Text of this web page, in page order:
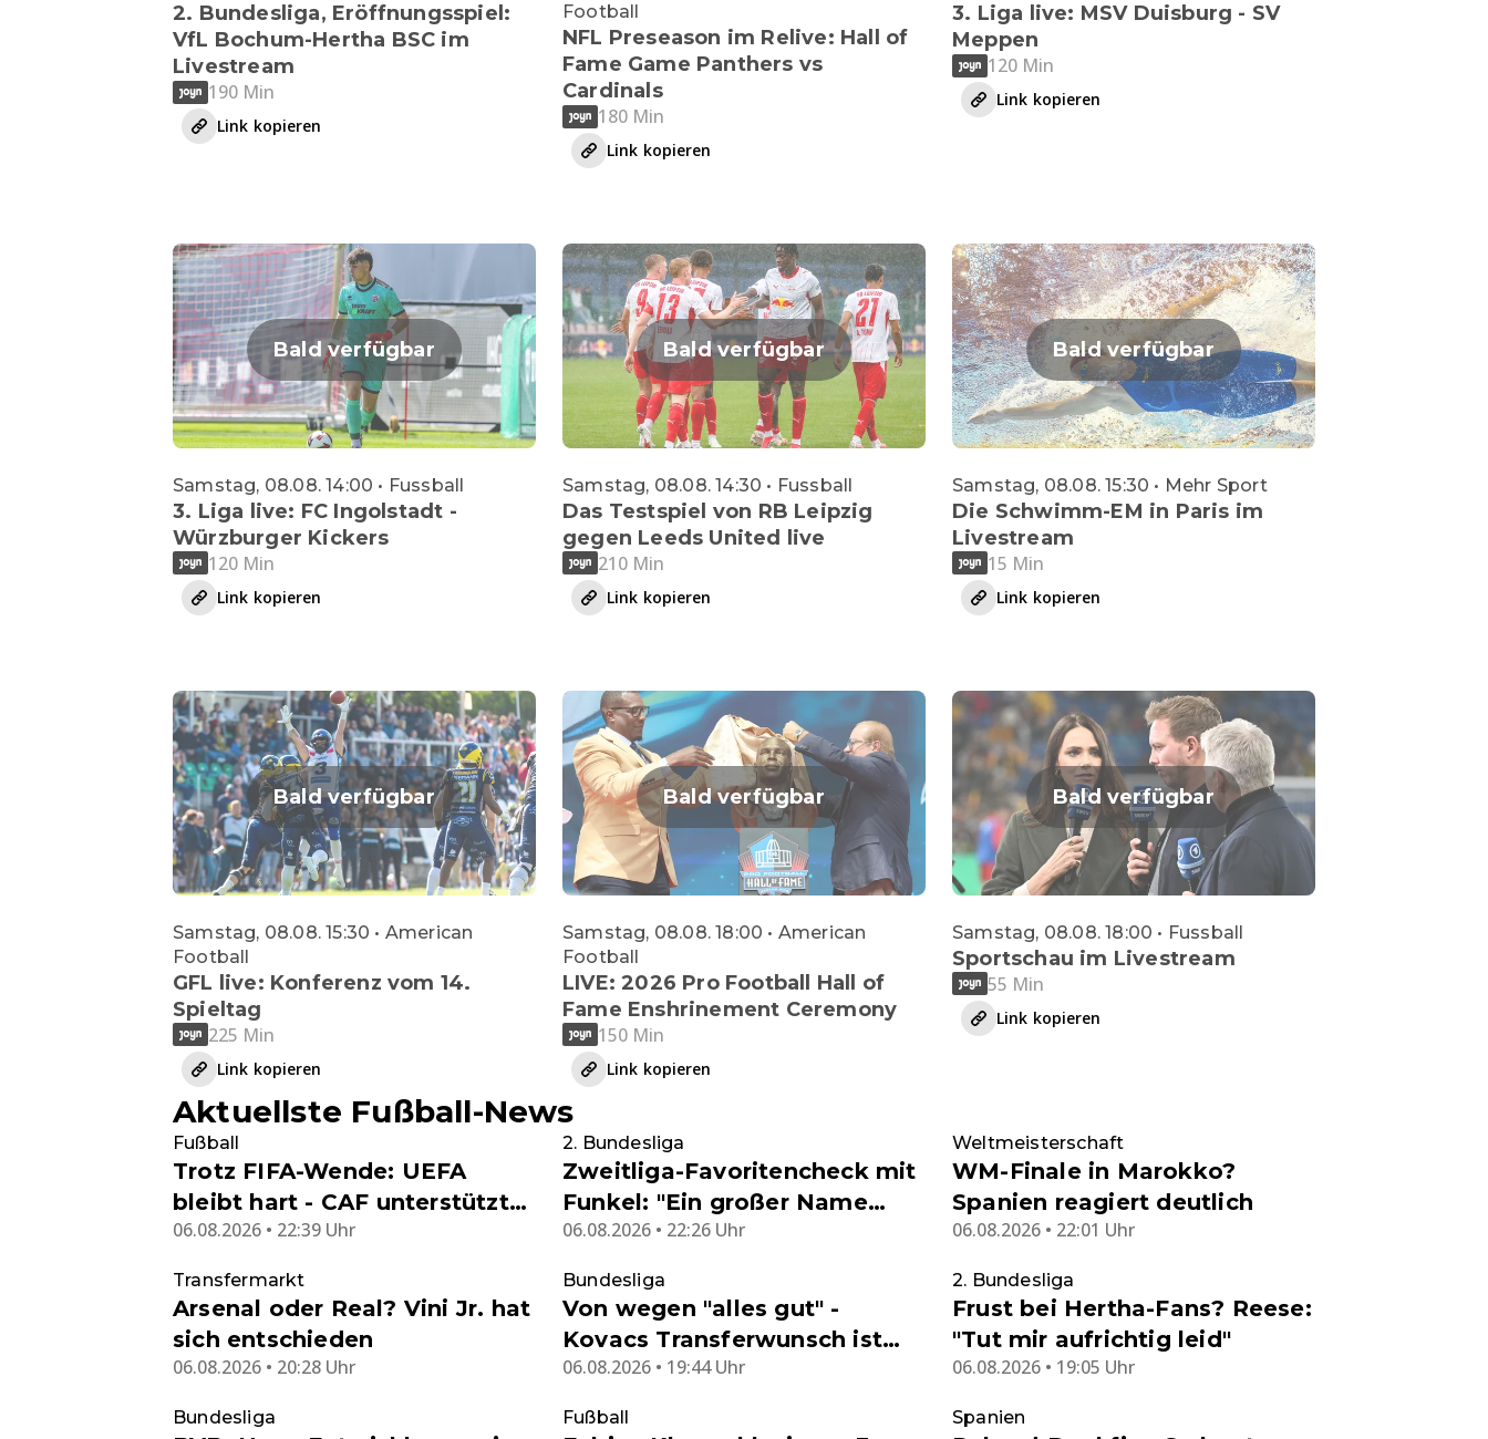
2. Bundesliga, Eröffnungsspiel:
VfL Bochum-Hertha BSC im
Livestream
190 Min
Link kopieren
Football
NFL Preseason im Relive: Hall of
Fame Game Panthers vs
Cardinals
180 Min
Link kopieren
3. Liga live: MSV Duisburg - SV
Meppen
120 Min
Link kopieren
Bald verfügbar
Samstag, 08.08. 14:00 • Fussball
3. Liga live: FC Ingolstadt -
Würzburger Kickers
120 Min
Link kopieren
Bald verfügbar
Samstag, 08.08. 14:30 • Fussball
Das Testspiel von RB Leipzig
gegen Leeds United live
210 Min
Link kopieren
Bald verfügbar
Samstag, 08.08. 15:30 • Mehr Sport
Die Schwimm-EM in Paris im
Livestream
15 Min
Link kopieren
Bald verfügbar
Samstag, 08.08. 15:30 • American
Football
GFL live: Konferenz vom 14.
Spieltag
225 Min
Link kopieren
Bald verfügbar
Samstag, 08.08. 18:00 • American
Football
LIVE: 2026 Pro Football Hall of
Fame Enshrinement Ceremony
150 Min
Link kopieren
Bald verfügbar
Samstag, 08.08. 18:00 • Fussball
Sportschau im Livestream
55 Min
Link kopieren
Aktuellste Fußball-News
Fußball
Trotz FIFA-Wende: UEFA
bleibt hart - CAF unterstützt
Infantino
06.08.2026 • 22:39 Uhr
2. Bundesliga
Zweitliga-Favoritencheck mit
Funkel: "Ein großer Name
allein reicht nicht mehr aus"
06.08.2026 • 22:26 Uhr
Weltmeisterschaft
WM-Finale in Marokko?
Spanien reagiert deutlich
06.08.2026 • 22:01 Uhr
Transfermarkt
Arsenal oder Real? Vini Jr. hat
sich entschieden
06.08.2026 • 20:28 Uhr
Bundesliga
Von wegen "alles gut" -
Kovacs Transferwunsch ist
goldrichtig
06.08.2026 • 19:44 Uhr
2. Bundesliga
Frust bei Hertha-Fans? Reese:
"Tut mir aufrichtig leid"
06.08.2026 • 19:05 Uhr
Bundesliga Fußball Spanien